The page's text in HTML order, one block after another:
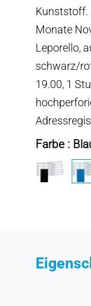
Kunststoff.
Monate
Leporello,
schwarz/
19.00, 1
Farbe :